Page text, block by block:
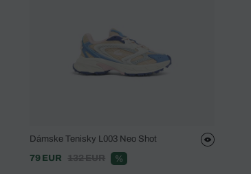
Dámske Tenisky L003 Neo Shot
79 EUR
132 EUR %